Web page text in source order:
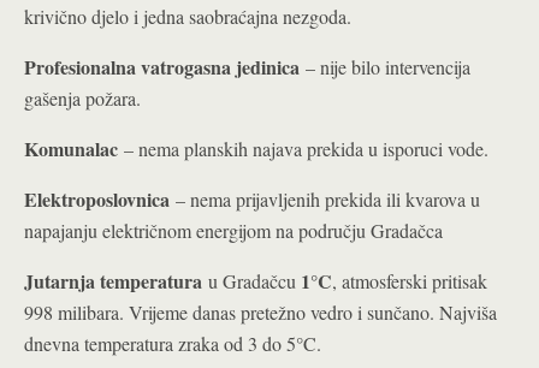
krivično djelo i jedna saobraćajna nezgoda.
Profesionalna vatrogasna jedinica – nije bilo intervencija
gašenja požara.
Komunalac – nema planskih najava prekida u isporuci vode.
Elektroposlovnica – nema prijavljenih prekida ili kvarova u
napajanju električnom energijom na području Gradačca
Jutarnja temperatura u Gradačcu 1°C, atmosferski pritisak
998 milibara. Vrijeme danas pretežno vedro i sunčano. Najviša
dnevna temperatura zraka od 3 do 5°C.